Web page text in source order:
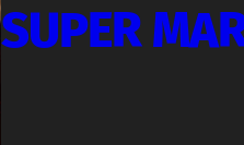
SUPER